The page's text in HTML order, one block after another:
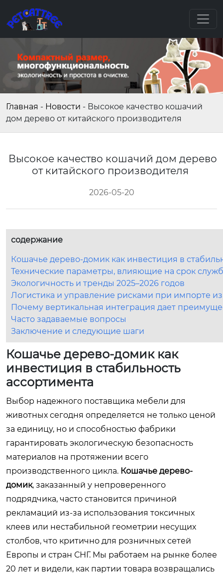
Главная - Новости - Высокое качество кошачий
дом дерево от китайского производителя
Высокое качество кошачий дом дерево
от китайского производителя
2026-05-20
содержание
Кошачье дерево-домик как инвестиция в
Технические параметры, влияющие на срок
Экологичность и тренды 2025–2026 годов
Логистика и управление рисками при импорте
Почему вертикальная интеграция дает
Часто задаваемые вопросы
Заключение и следующие шаги
Кошачье дерево-домик как
инвестиция в стабильность
ассортимента
Выбор надежного поставщика мебели для
животных сегодня определяется не только ценой
за единицу, но и способностью фабрики
гарантировать экологическую безопасность
материалов на протяжении всего
производственного цикла. Кошачье дерево-
домик, заказанный у непроверенного
подрядчика, часто становится причиной
рекламаций из-за использования токсичных
клеев или нестабильной геометрии несущих
столбов, что критично для розничных сетей
Европы и стран СНГ. Мы работаем на рынке более
20 лет и видели, как партии товара возвращались